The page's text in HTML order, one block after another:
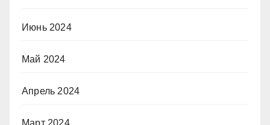
Июнь 2024
Май 2024
Апрель 2024
Март 2024